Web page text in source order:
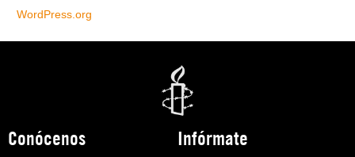
WordPress.org
Conócenos Infórmate